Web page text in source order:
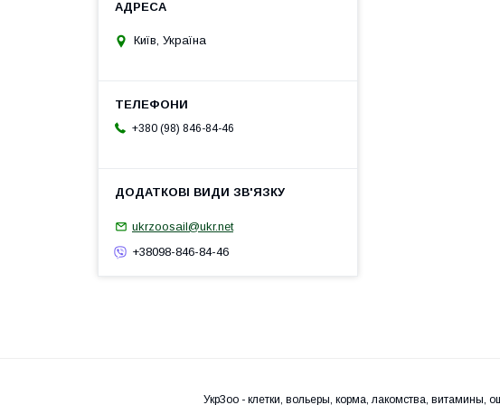
Київ, Україна
+380 (98) 846-84-46
ukrzoosail@ukr.net
+38098-846-84-46